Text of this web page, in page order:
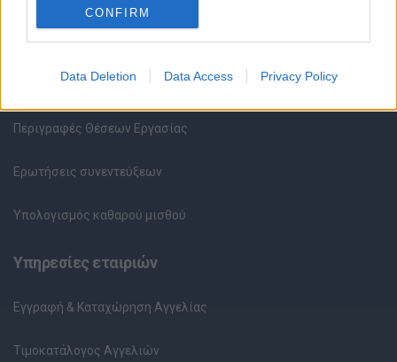
CONFIRM
Data Deletion Data Access Privacy Policy
HR corner
Περιγραφές Θέσεων Εργασίας
Ερωτήσεις συνεντεύξεων
Υπολογισμός καθαρού μισθού
Υπηρεσίες εταιριών
Εγγραφή & Καταχώρηση Αγγελίας
Τιμοκατάλογος Αγγελιών